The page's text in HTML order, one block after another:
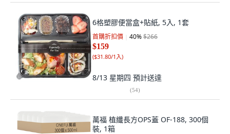
6格塑膠便當盒+貼紙, 5入, 1套
首購折扣價 40%$266
$159
($31.80/1入)
8/13 星期四 預計送達
(54)
萬福 植纖長方OPS蓋 OF-188, 300個
裝, 1箱